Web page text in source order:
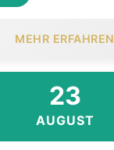
MEHR ERFAHREN
23
AUGUST